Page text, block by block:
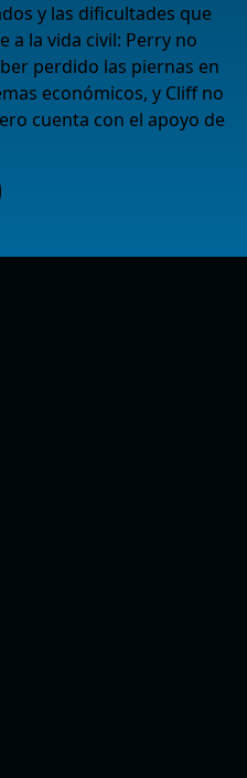
y las dificultades que
la vida civil: Perry no
perdido las piernas en
económicos, y Cliff no
cuenta con el apoyo de